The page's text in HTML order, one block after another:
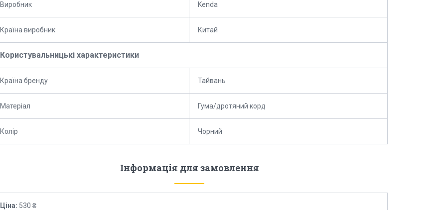
Виробник Kenda
Країна виробник Китай
Користувальницькі характеристики
Країна бренду Тайвань
Матеріал Гума/дротяний корд
Колір Чорний
Інформація для замовлення
Ціна: 530 ₴